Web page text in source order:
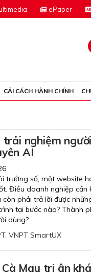
ePaper
CẢI CÁCH HÀNH CHÍNH
trải nghiệm
AI
trường số, một website
Điều doanh nghiệp cần
còn phải trả lời được
tại bước nào? Thành
dùng?
, VNPT SmartUX
Mau tri ân